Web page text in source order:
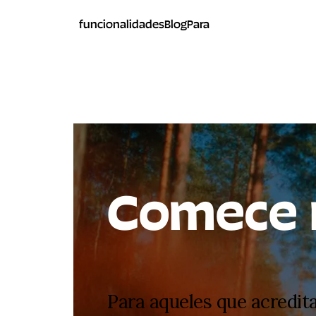
funcionalidadesBlogPara
Comece
Para aqueles que